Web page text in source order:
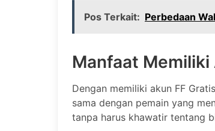
Pos Terkait: Perbedaan
Manfaat Memiliki
Dengan memiliki akun FF
sama dengan pemain yang
tanpa harus khawatir tentang